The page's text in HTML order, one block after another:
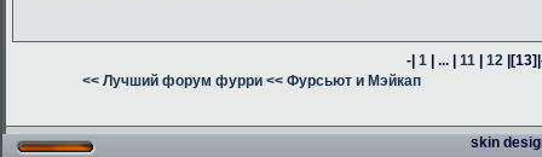
-|1 | ... |11 |12 |[13]
<< Лучший форум фурри << Фурсьют и Мэйкап
skin